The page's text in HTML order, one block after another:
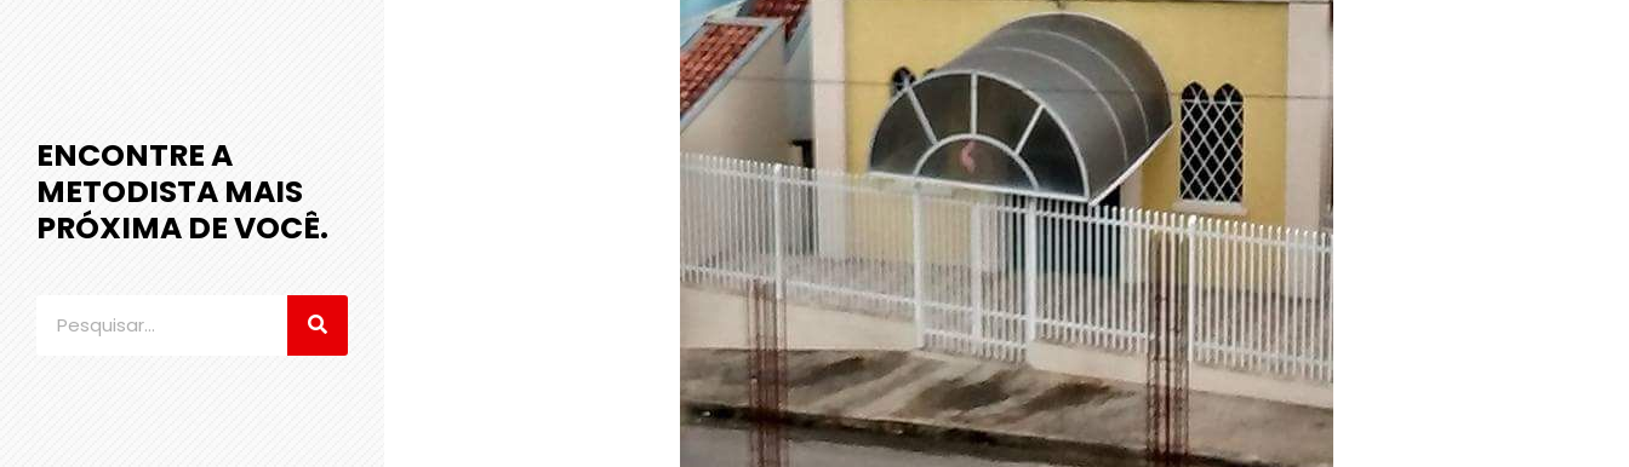
ENCONTRE A
METODISTA MAIS
PRÓXIMA DE VOCÊ.